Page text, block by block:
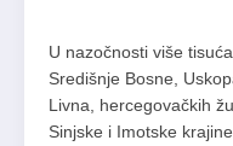
U nazočnosti više
Središnje Bosne,
Livna, hercegovačkih
Sinjske i Imotske